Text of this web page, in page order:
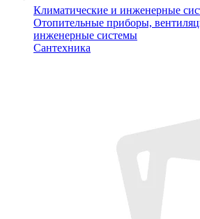
Климатические и инженерные
Отопительные приборы,
инженерные системы
Сантехника